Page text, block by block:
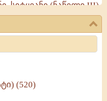
სიტყვანი (ნაწილი III)
რჩევები
- II ტომი
(520)